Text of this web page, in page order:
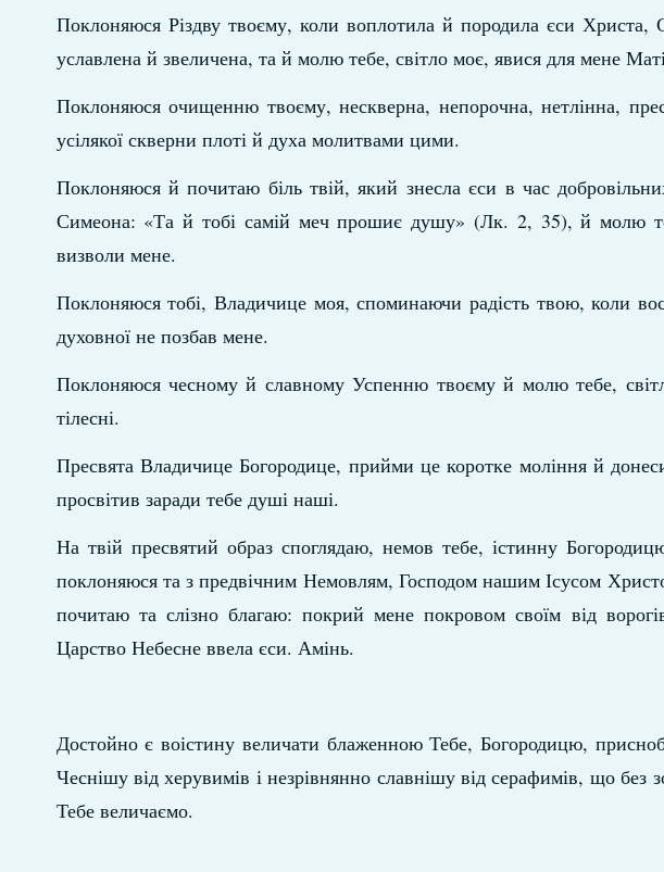
Поклоняюся Різдву твоєму, коли воплотила й породила єси Христа,
уславлена й звеличена, та й молю тебе, світло моє, явися для мене
Поклоняюся очищенню твоєму, нескверна, непорочна, нетлінна,
усілякої скверни плоті й духа молитвами цими.
Поклоняюся й почитаю біль твій, який знесла єси в час
Симеона: «Та й тобі самій меч прошиє душу» (Лк. 2, 35), й молю
визволи мене.
Поклоняюся тобі, Владичице моя, споминаючи радість твою, коли
духовної не позбав мене.
Поклоняюся чесному й славному Успенню твоєму й молю тебе,
тілесні.
Пресвята Владичице Богородице, прийми це коротке моління й
просвітив заради тебе душі наші.
На твій пресвятий образ споглядаю, немов тебе, істинну
поклоняюся та з предвічним Немовлям, Господом нашим Ісусом
почитаю та слізно благаю: покрий мене покровом своїм від
Царство Небесне ввела єси. Амінь.
Достойно є воістину величати блаженною Тебе, Богородицю,
Чеснішу від херувимів і незрівнянно славнішу від серафимів, що
Тебе величаємо.